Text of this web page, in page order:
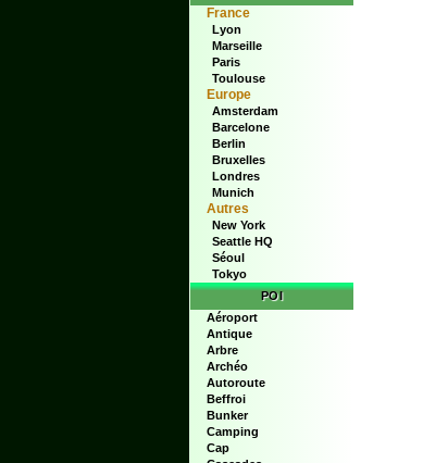
France
Lyon
Marseille
Paris
Toulouse
Europe
Amsterdam
Barcelone
Berlin
Bruxelles
Londres
Munich
Autres
New York
Seattle HQ
Séoul
Tokyo
POI
Aéroport
Antique
Arbre
Archéo
Autoroute
Beffroi
Bunker
Camping
Cap